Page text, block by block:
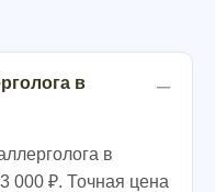
в
в
000 ₽. Точная цена